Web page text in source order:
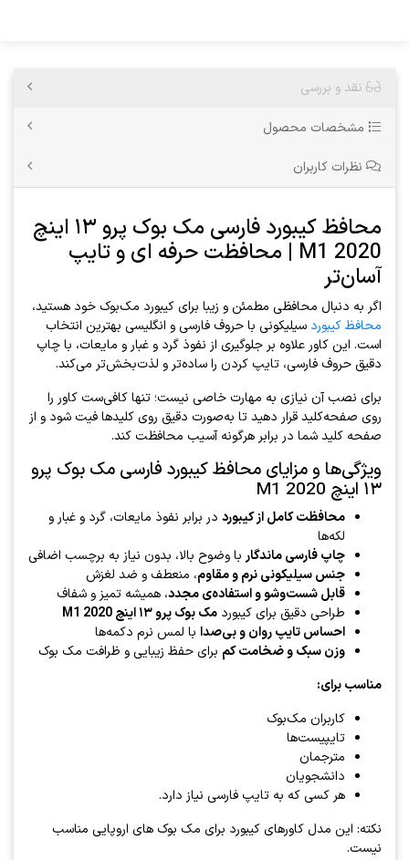
نقد و بررسی
مشخصات محصول
نظرات کاربران
محافظ کیبورد فارسی مک بوک پرو ۱۳ اینچ
2020 M1 | محافظت حرفه ای و تایپ
آسان‌تر
اگر به دنبال محافظی مطمئن و زیبا برای کیبورد مک‌بوک خود هستید،
محافظ کیبورد سیلیکونی با حروف فارسی و انگلیسی بهترین انتخاب
است. این کاور علاوه بر جلوگیری از نفوذ گرد و غبار و مایعات، با چاپ
دقیق حروف فارسی، تایپ کردن را ساده‌تر و لذت‌بخش‌تر می‌کند.
برای نصب آن نیازی به مهارت خاصی نیست؛ تنها کافی‌ست کاور را
روی صفحه‌کلید قرار دهید تا به‌صورت دقیق روی کلیدها فیت شود و از
صفحه کلید شما در برابر هرگونه آسیب محافظت کند.
ویژگی‌ها و مزایای محافظ کیبورد فارسی مک بوک پرو
۱۳ اینچ 2020 M1
محافظت کامل از کیبورد در برابر نفوذ مایعات، گرد و غبار و
لکه‌ها
چاپ فارسی ماندگار با وضوح بالا، بدون نیاز به برچسب اضافی
جنس سیلیکونی نرم و مقاوم، منعطف و ضد لغزش
قابل شست‌وشو و استفاده‌ی مجدد، همیشه تمیز و شفاف
طراحی دقیق برای کیبورد مک بوک پرو ۱۳ اینچ 2020 M1
احساس تایپ روان و بی‌صدا با لمس نرم دکمه‌ها
وزن سبک و ضخامت کم برای حفظ زیبایی و ظرافت مک بوک
مناسب برای:
کاربران مک‌بوک
تایپیست‌ها
مترجمان
دانشجویان
هر کسی که به تایپ فارسی نیاز دارد.
نکته: این مدل کاورهای کیبورد برای مک بوک های اروپایی مناسب
نیست.